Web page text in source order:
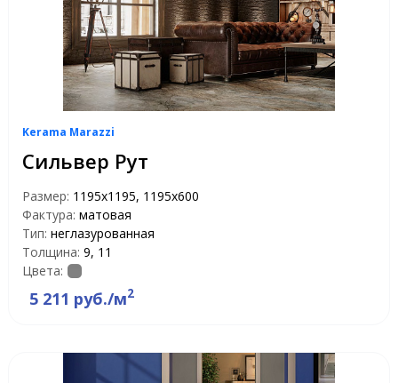
Kerama Marazzi
Сильвер Рут
Размер: 1195x1195, 1195x600
Фактура: матовая
Тип: неглазурованная
Толщина: 9, 11
Цвета:
5 211 руб./м2